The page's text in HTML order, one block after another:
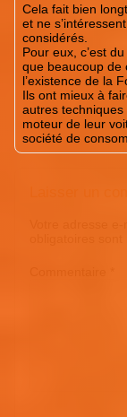
Cela fait bien
et ne
considérés.
Pour eux, c’est
que beaucoup de
l’existence de la
Ils ont mieux à
autres techniques
moteur de leur
société de